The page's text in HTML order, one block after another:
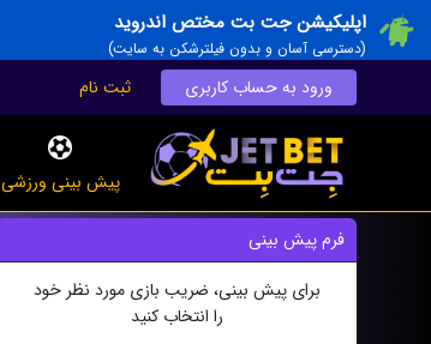
اپلیکیشن جت بت مختص اندروید
(دسترسی آسان و بدون فیلترشکن به سایت)
ورود به حساب کاربری ثبت نام
پیش بینی ورزشی
فرم پیش بینی
برای پیش بینی، ضریب بازی مورد نظر خود
را انتخاب کنید